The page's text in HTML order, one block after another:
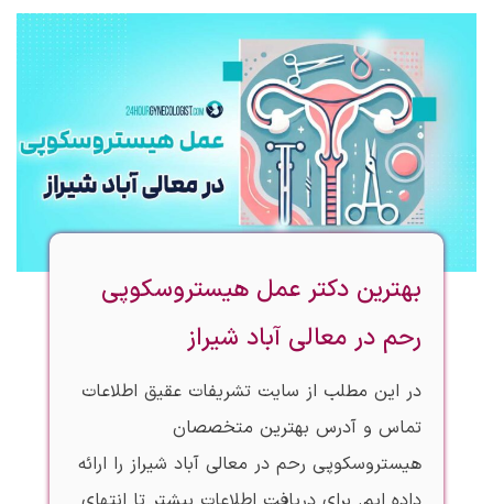
بهترین دکتر عمل هیستروسکوپی
رحم در معالی آباد شیراز
در این مطلب از سایت تشریفات عقیق اطلاعات
تماس و آدرس بهترین متخصصان
هیستروسکوپی رحم در معالی آباد شیراز را ارائه